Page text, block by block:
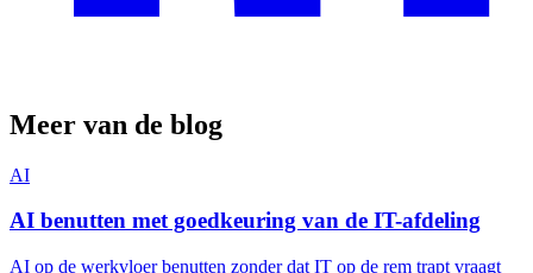
Meer van de blog
AI
AI benutten met goedkeuring van de IT-afdeling
AI op de werkvloer benutten zonder dat IT op de rem trapt vraagt